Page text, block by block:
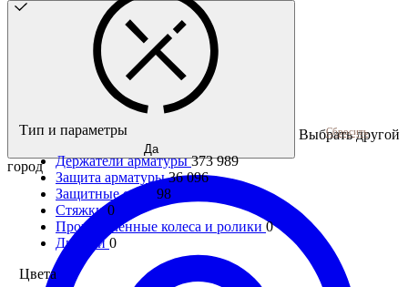
Да
Выбрать другой
город
Тип и параметры Сбросить
Держатели арматуры373 989
Защита арматуры36 096
Защитные очки 98
Стяжки0
Промышленные колеса и ролики 0
Дюбели0
Цвета